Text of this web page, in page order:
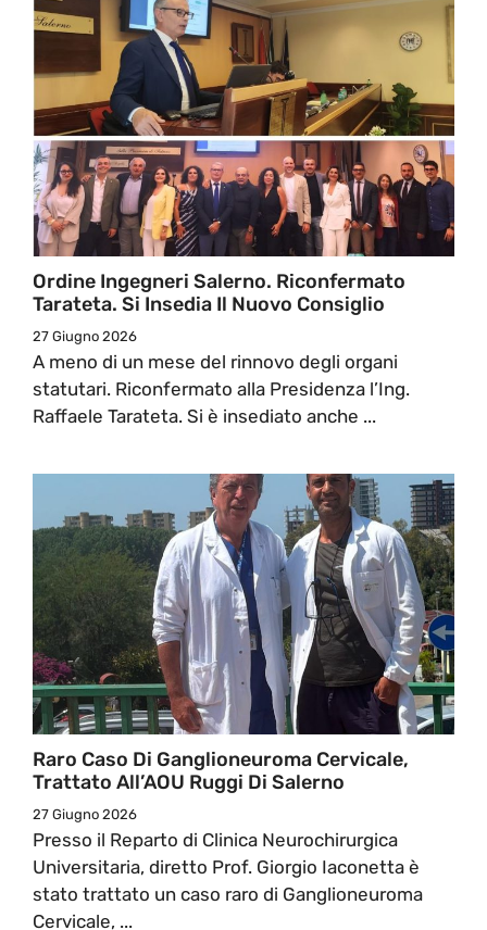
Ordine Ingegneri Salerno. Riconfermato
Tarateta. Si Insedia Il Nuovo Consiglio
27 Giugno 2026
A meno di un mese del rinnovo degli organi
statutari. Riconfermato alla Presidenza l’Ing.
Raffaele Tarateta. Si è insediato anche ...
Raro Caso Di Ganglioneuroma Cervicale,
Trattato All’AOU Ruggi Di Salerno
27 Giugno 2026
Presso il Reparto di Clinica Neurochirurgica
Universitaria, diretto Prof. Giorgio Iaconetta è
stato trattato un caso raro di Ganglioneuroma
Cervicale, ...